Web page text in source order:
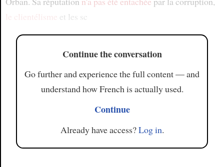
le clientélisme
et les sc
Continue the conversation
Go further and experience the full content — and
understand how French is actually used.
Continue
Already have access?Log in.